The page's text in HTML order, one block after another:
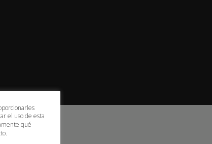
el uso de esta
qué